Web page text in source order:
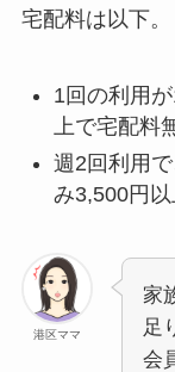
宅配料は以下。
1回の利用
上で宅配料
週2回利用
み3,500円
港区ママ
家
足
会